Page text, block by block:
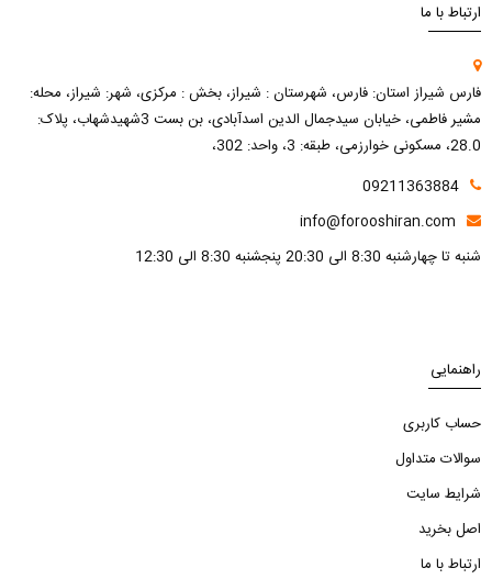
ارتباط با ما
فارس شیراز استان: فارس، شهرستان : شیراز، بخش : مرکزی، شهر: شیراز، محله:
مشیر فاطمی، خیابان سیدجمال الدین اسدآبادی، بن بست 3شهیدشهاب، پلاک:
28.0، مسکونی خوارزمی، طبقه: 3، واحد: 302،
09211363884
info@forooshiran.com
شنبه تا چهارشنبه 8:30 الی 20:30 پنجشنبه 8:30 الی 12:30
راهنمایی
حساب کاربری
سوالات متداول
شرایط سایت
اصل بخرید
ارتباط با ما